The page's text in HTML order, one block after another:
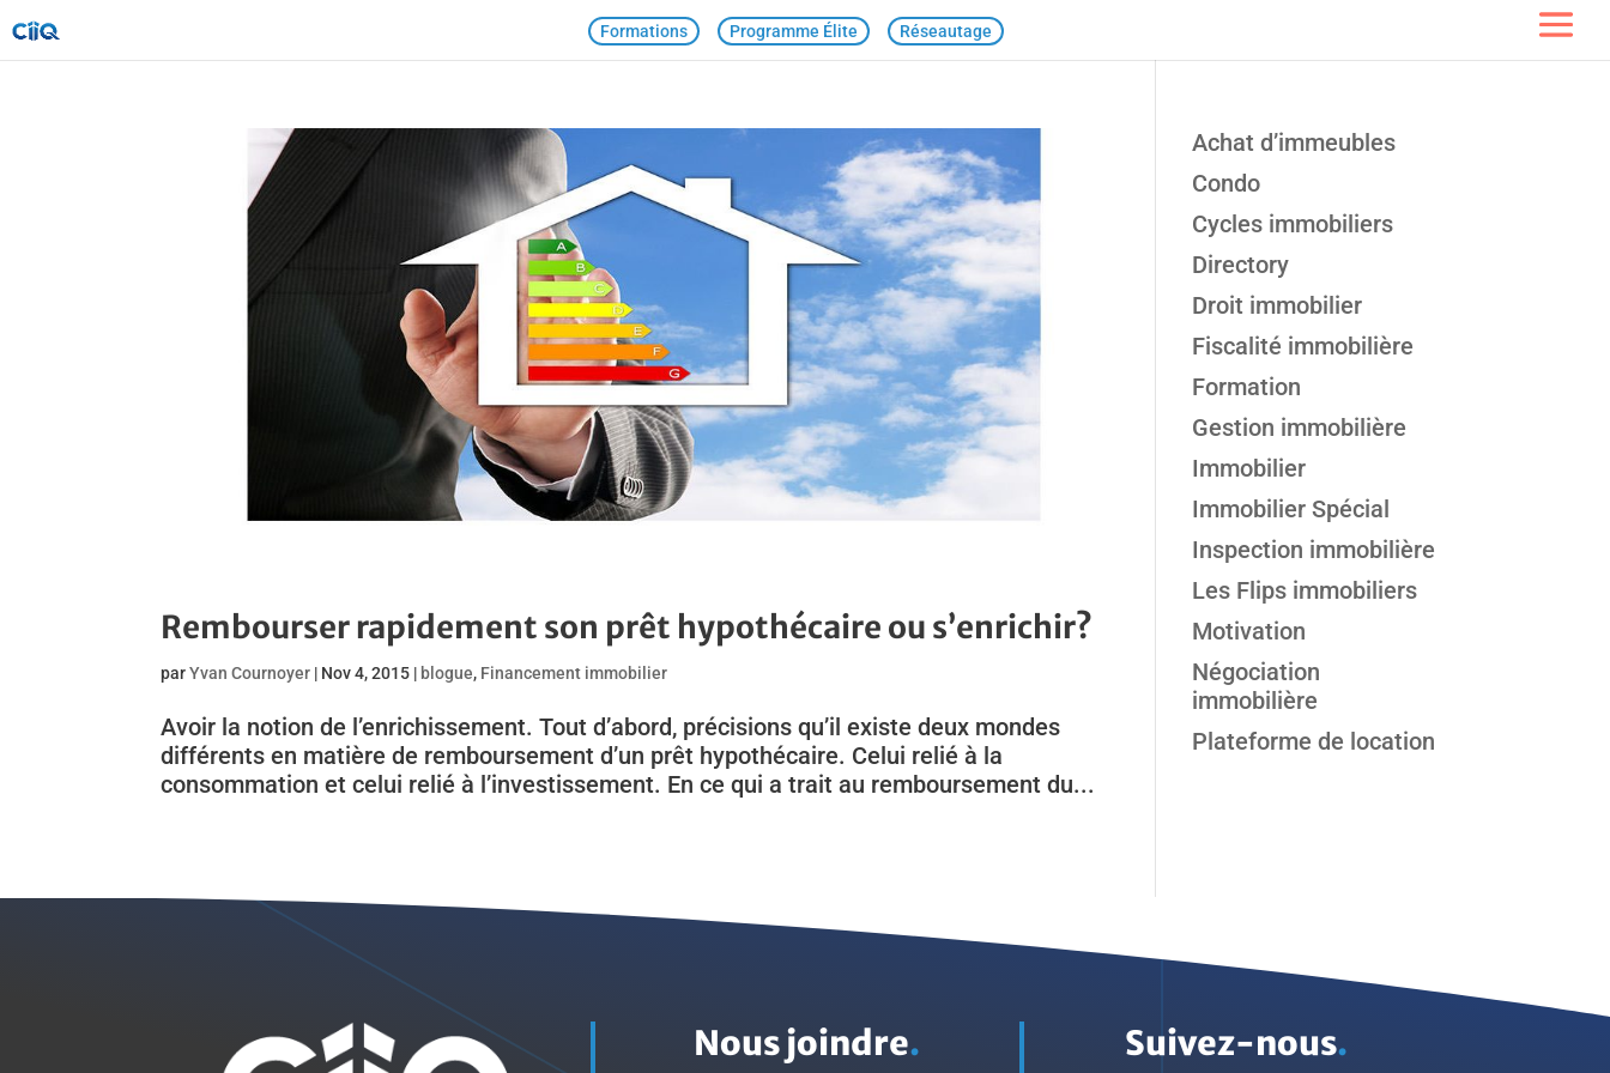
Formations Programme Élite Réseautage
Rembourser rapidement son prêt hypothécaire ou s’enrichir?
parYvan Cournoyer | Nov 4, 2015 | blogue, Financement immobilier
Avoir la notion de l’enrichissement. Tout d’abord, précisions qu’il existe deux mondes
différents en matière de remboursement d’un prêt hypothécaire. Celui relié à la
consommation et celui relié à l’investissement. En ce qui a trait au remboursement du...
Achat d’immeubles
Condo
Cycles immobiliers
Directory
Droit immobilier
Fiscalité immobilière
Formation
Gestion immobilière
Immobilier
Immobilier Spécial
Inspection immobilière
Les Flips immobiliers
Motivation
Négociation
immobilière
Plateforme de location
Nous joindre. Suivez-nous.